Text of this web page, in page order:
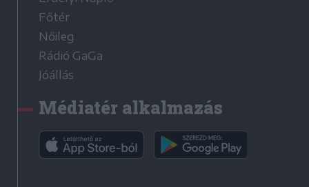
Főtér
Nőileg
Rádió GaGa
Jóállás
Médiatér alkalmazás